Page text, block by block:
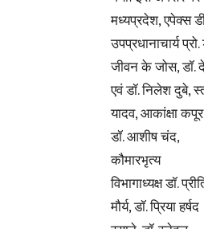
मध्यप्रदेश, एपेक्स
उपप्रधानाचार्य
जीवन के जोस, डॉ.
एवं डॉ. निलेश दुबे,
यादव, आकांक्षा
डॉ. आशीषचंद,
कौमारभृत्य
विभागाध्यक्ष डॉ.
मौर्य, डॉ. प्रिया हर्षद